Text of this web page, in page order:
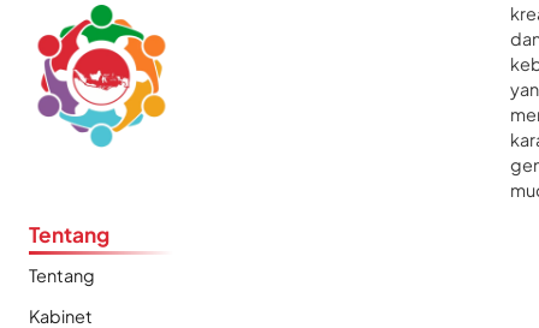
Tentang
Tentang
Kabinet